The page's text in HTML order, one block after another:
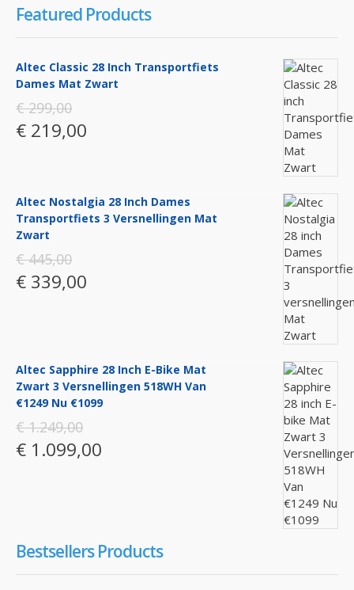
Featured Products
Altec Classic 28 Inch Transportfiets
Dames Mat Zwart
€ 299,00
€ 219,00
Altec Nostalgia 28 Inch Dames
Transportfiets 3 Versnellingen Mat
Zwart
€ 445,00
€ 339,00
Altec Sapphire 28 Inch E-Bike Mat
Zwart 3 Versnellingen 518WH Van
€1249 Nu €1099
€ 1.249,00
€ 1.099,00
Bestsellers Products